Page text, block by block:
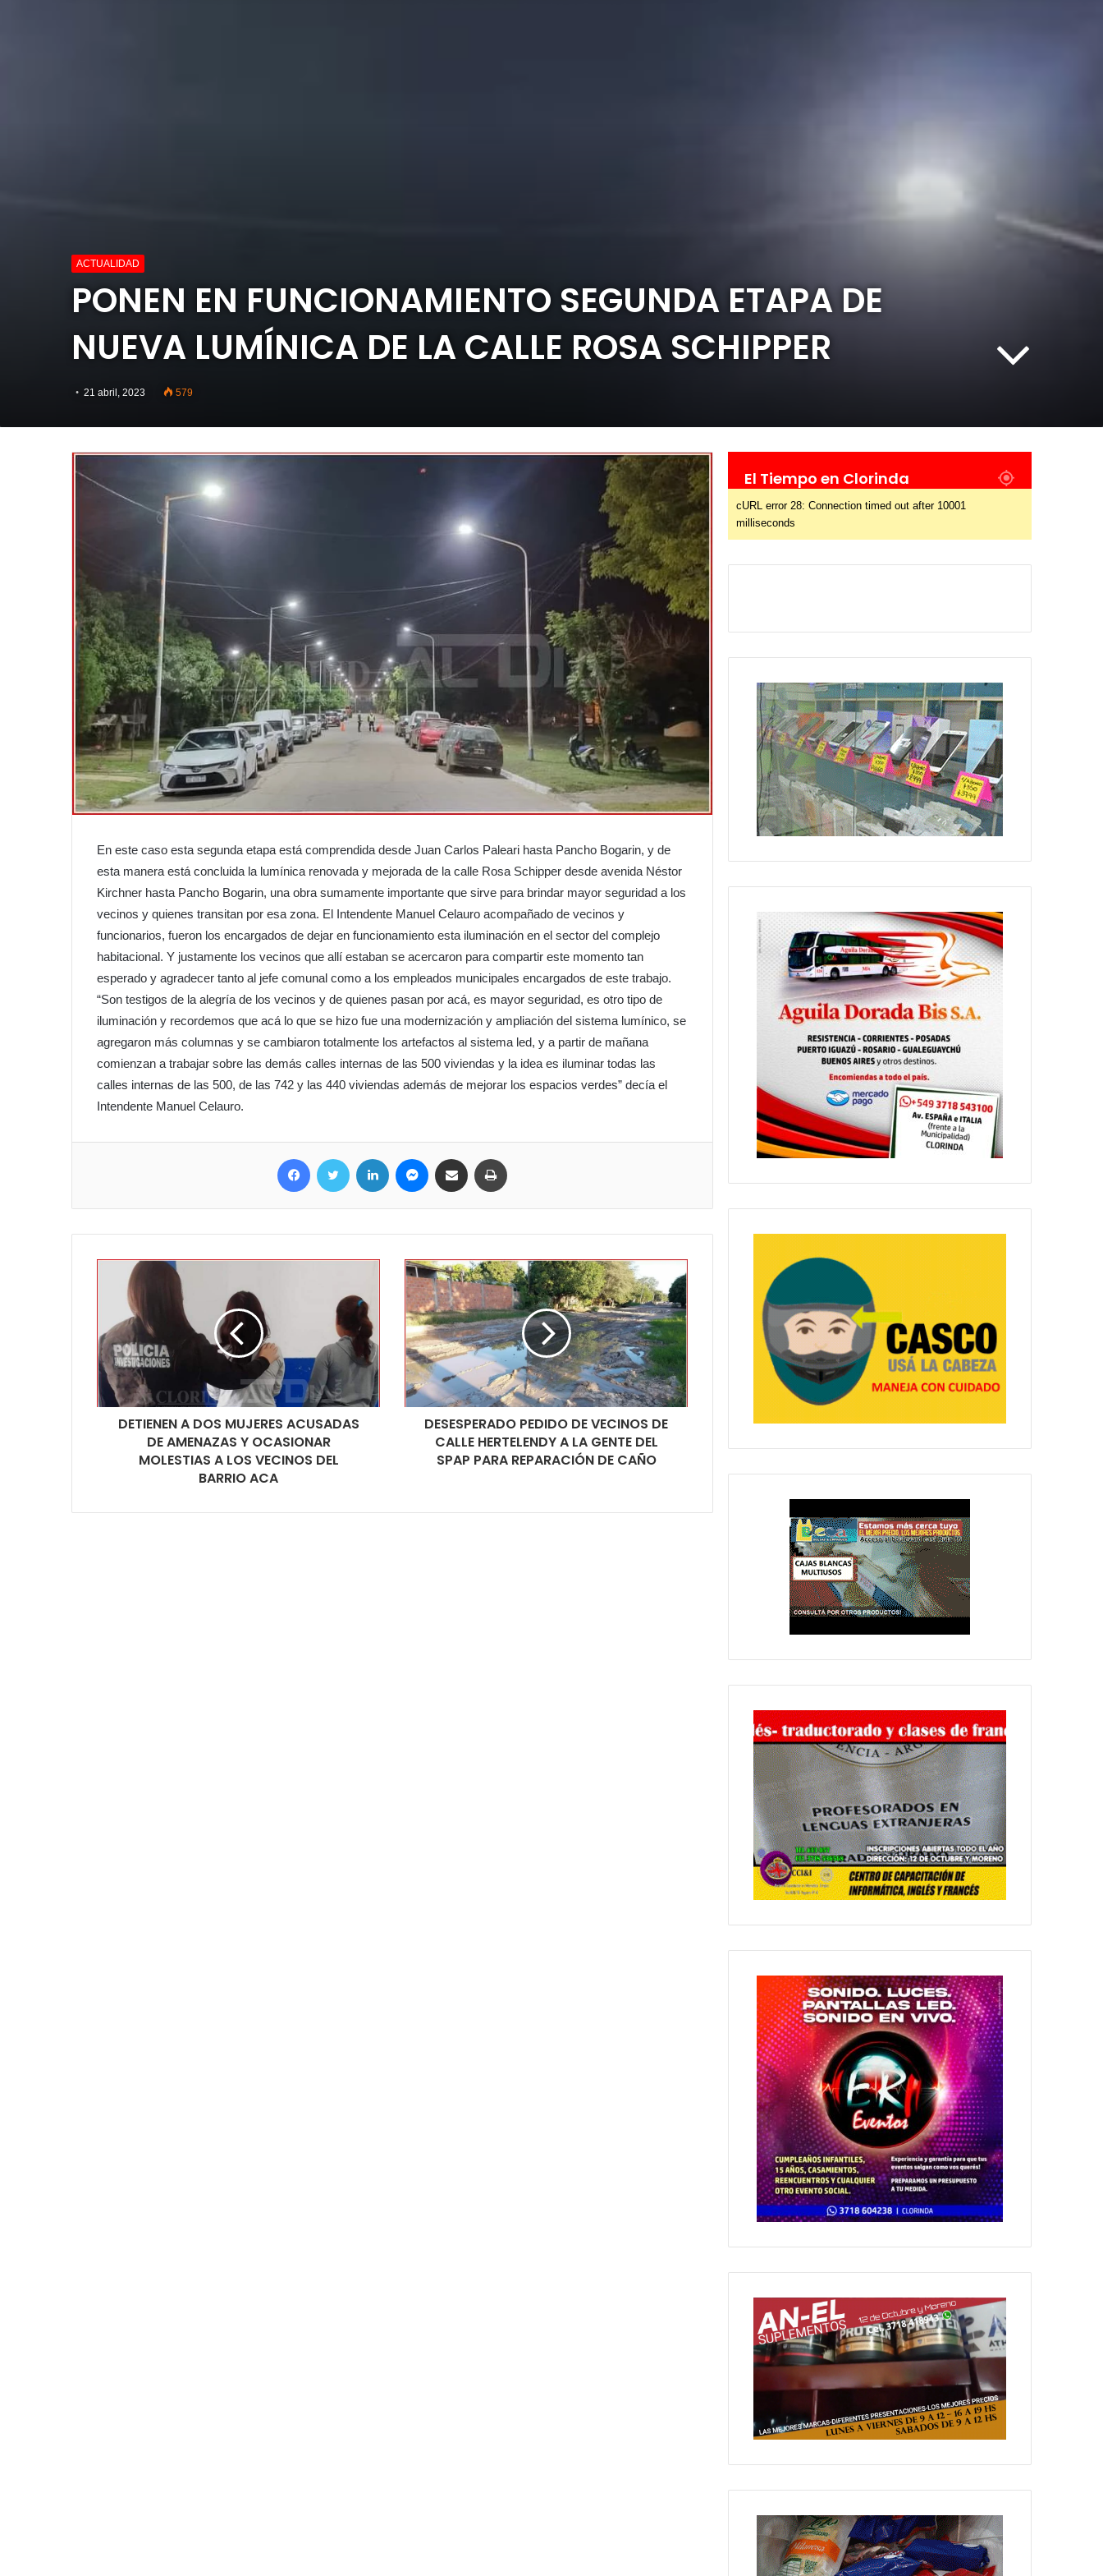
ACTUALIDAD
PONEN EN FUNCIONAMIENTO SEGUNDA ETAPA DE
NUEVA LUMÍNICA DE LA CALLE ROSA SCHIPPER
21 abril, 2023 579
En este caso esta segunda etapa está comprendida desde Juan Carlos Paleari hasta Pancho Bogarin, y de
esta manera está concluida la lumínica renovada y mejorada de la calle Rosa Schipper desde avenida Néstor
Kirchner hasta Pancho Bogarin, una obra sumamente importante que sirve para brindar mayor seguridad a los
vecinos y quienes transitan por esa zona. El Intendente Manuel Celauro acompañado de vecinos y
funcionarios, fueron los encargados de dejar en funcionamiento esta iluminación en el sector del complejo
habitacional. Y justamente los vecinos que allí estaban se acercaron para compartir este momento tan
esperado y agradecer tanto al jefe comunal como a los empleados municipales encargados de este trabajo.
“Son testigos de la alegría de los vecinos y de quienes pasan por acá, es mayor seguridad, es otro tipo de
iluminación y recordemos que acá lo que se hizo fue una modernización y ampliación del sistema lumínico, se
agregaron más columnas y se cambiaron totalmente los artefactos al sistema led, y a partir de mañana
comienzan a trabajar sobre las demás calles internas de las 500 viviendas y la idea es iluminar todas las
calles internas de las 500, de las 742 y las 440 viviendas además de mejorar los espacios verdes” decía el
Intendente Manuel Celauro.
Facebook Twitter LinkedIn MessengerCompartir por correo electrónico
DETIENEN A DOS MUJERES ACUSADAS
DE AMENAZAS Y OCASIONAR
MOLESTIAS A LOS VECINOS DEL
BARRIO ACA
DESESPERADO PEDIDO DE VECINOS DE
CALLE HERTELENDY A LA GENTE DEL
SPAP PARA REPARACIÓN DE CAÑO
El Tiempo en Clorinda
cURL error 28: Connection timed out after 10001
milliseconds